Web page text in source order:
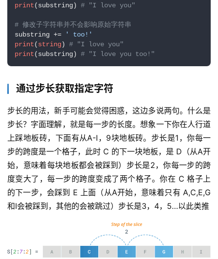
print(substring) # "I love you"
# 修改子字符串并不会影响原始字符串
substring +=
' too!'
print(string) # "I love you"
print(substring) # "I love you too!"
通过步长获取指定字符
步长的用法，新手可能会觉得困惑，这边多说两句。什么是
步长？字面理解，就是每一步的长度。想象一下你在人行道
上踩地板砖，下面有从A-I，9块地板砖。步长是1，你每一
步的跨度是一个格子，此时 C 的下一块地板，是 D（从A开
始，意味着每块地板都会被踩到）步长是2，你每一步的跨
度变大了，每一步的跨度变成了两个格子。你在 C 格子上
的下一步，会踩到 E 上面（从A开始，意味着只有 A,C,E,G
和I会被踩到，其他的会被跳过）步长是3，4，5…以此类推